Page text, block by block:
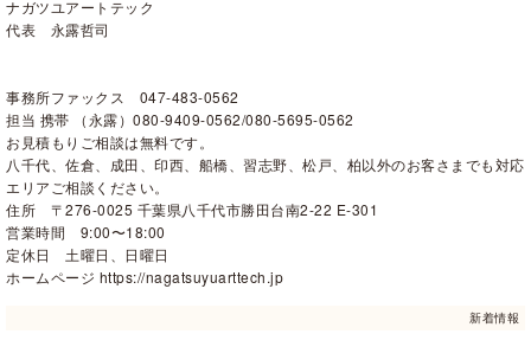
ナガツユアートテック
代表 永露哲司
事務所ファックス 047-483-0562
担当 携帯 （永露）080-9409-0562/080-5695-0562
お見積もりご相談は無料です。
八千代、佐倉、成田、印西、船橋、習志野、松戸、柏以外のお客さまでも対応
エリアご相談ください。
住所 〒276-0025 千葉県八千代市勝田台南2-22 E-301
営業時間 9:00〜18:00
定休日 土曜日、日曜日
ホームページ https://nagatsuyuarttech.jp
新着情報